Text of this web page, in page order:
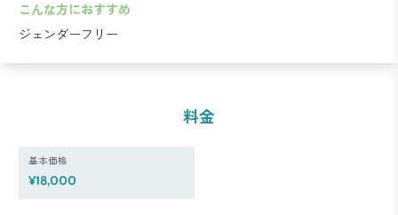
こんな方におすすめ
ジェンダーフリー
料金
基本価格
¥18,000